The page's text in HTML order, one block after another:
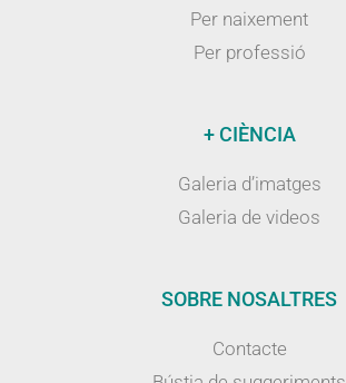
Per naixement
Per professió
+ CIÈNCIA
Galeria d’imatges
Galeria de videos
SOBRE NOSALTRES
Contacte